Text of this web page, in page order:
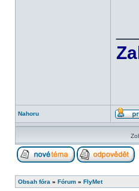
Nahoru
Obsah fóra » Fórum » FlyMet